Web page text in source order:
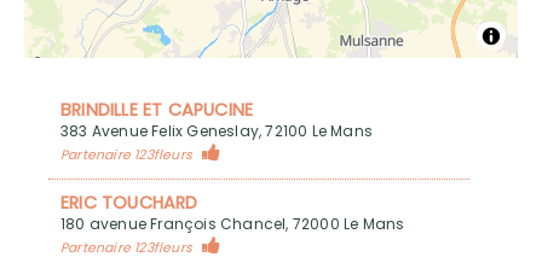
BRINDILLE ET CAPUCINE
383 Avenue Felix Geneslay, 72100 Le Mans
Partenaire 123fleurs
ERIC TOUCHARD
180 avenue François Chancel, 72000 Le Mans
Partenaire 123fleurs